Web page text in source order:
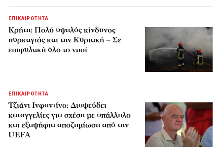
ΕΠΙΚΑΙΡΟΤΗΤΑ
Κρήτη: Πολύ υψηλός κίνδυνος
πυρκαγιάς και την Κυριακή – Σε
επιφυλακή όλο το νησί
ΕΠΙΚΑΙΡΟΤΗΤΑ
Τζιάνι Ινφαντίνο: Διαψεύδει
καταγγελίες για σχέση με υπάλληλο
και εξαψήφια αποζημίωση από την
UEFA